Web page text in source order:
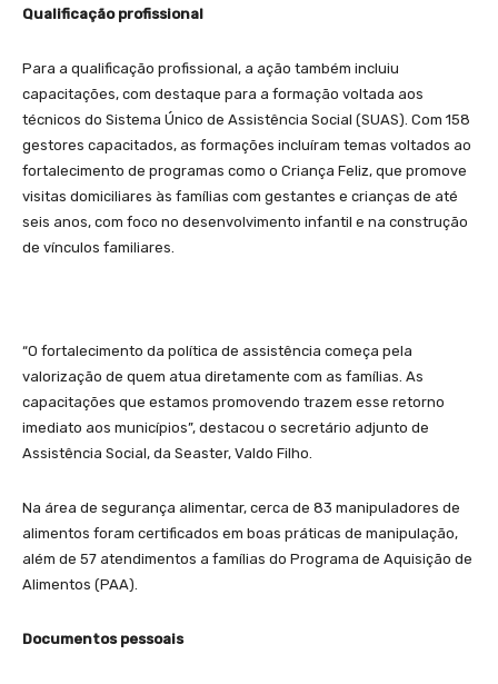
Qualificação profissional
Para a qualificação profissional, a ação também incluiu
capacitações, com destaque para a formação voltada aos
técnicos do Sistema Único de Assistência Social (SUAS). Com 158
gestores capacitados, as formações incluíram temas voltados ao
fortalecimento de programas como o Criança Feliz, que promove
visitas domiciliares às famílias com gestantes e crianças de até
seis anos, com foco no desenvolvimento infantil e na construção
de vínculos familiares.
“O fortalecimento da política de assistência começa pela
valorização de quem atua diretamente com as famílias. As
capacitações que estamos promovendo trazem esse retorno
imediato aos municípios”, destacou o secretário adjunto de
Assistência Social, da Seaster, Valdo Filho.
Na área de segurança alimentar, cerca de 83 manipuladores de
alimentos foram certificados em boas práticas de manipulação,
além de 57 atendimentos a famílias do Programa de Aquisição de
Alimentos (PAA).
Documentos pessoais